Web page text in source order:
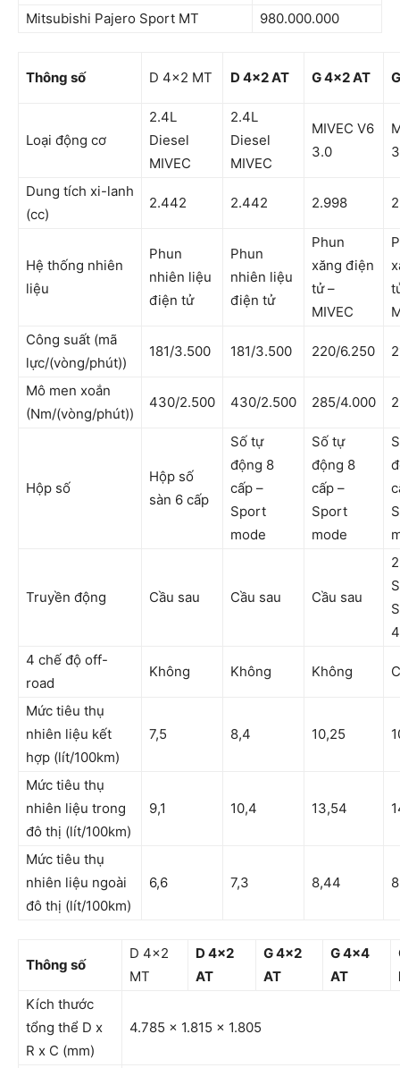
Mitsubishi Pajero Sport MT
980.000.000
Thông số D 4×2 MT D 4×2 AT G 4×2 AT
Loại động cơ
2.4L
Diesel
MIVEC
2.4L
Diesel
MIVEC
MIVEC V6
3.0
Dung tích xi-lanh
(cc)
2.442 2.442 2.998
Hệ thống nhiên
liệu
Phun
nhiên liệu
điện tử
Phun
nhiên liệu
điện tử
Phun
xăng điện
tử –
MIVEC
Công suất (mã
lực/(vòng/phút))
181/3.500 181/3.500 220/6.250
Mô men xoắn
(Nm/(vòng/phút))
430/2.500 430/2.500 285/4.000
Hộp số
Hộp số
sàn 6 cấp
Số tự
động 8
cấp –
Sport
mode
Số tự
động 8
cấp –
Sport
mode
Truyền động Cầu sau Cầu sau Cầu sau
4 chế độ off-
road
Không Không Không
Mức tiêu thụ
nhiên liệu kết
hợp (lít/100km)
7,5 8,4 10,25
Mức tiêu thụ
nhiên liệu trong
đô thị (lít/100km)
9,1 10,4 13,54
Mức tiêu thụ
nhiên liệu ngoài
đô thị (lít/100km)
6,6 7,3 8,44
Thông số
D 4×2
MT
D 4×2
AT
G 4×2
AT
G 4×4
AT
Kích thước
tổng thể D x
R x C (mm)
4.785 x 1.815 x 1.805